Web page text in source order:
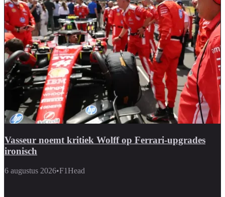
Vasseur noemt kritiek Wolff op Ferrari-upgrades
ironisch
6 augustus 2026•F1Head